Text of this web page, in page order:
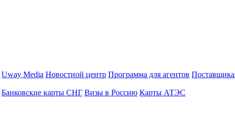
Uway Media Новостной центр Программа для агентов
Банковские карты СНГ Визы в Россию Карты АТЭС